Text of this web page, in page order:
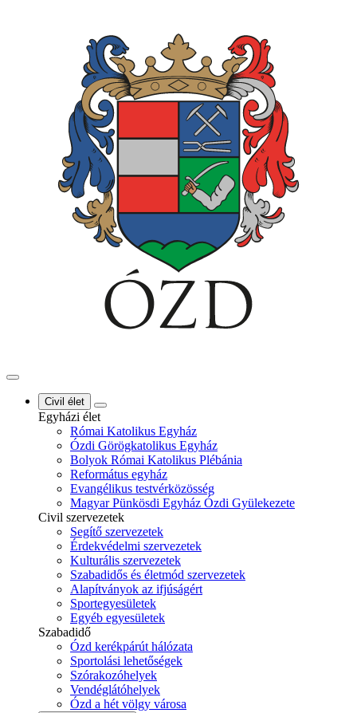
Civil élet
Egyházi élet
Római Katolikus Egyház
Ózdi Görögkatolikus Egyház
Bolyok Római Katolikus Plébánia
Református egyház
Evangélikus testvérközösség
Magyar Pünkösdi Egyház Ózdi Gyülekezete
Civil szervezetek
Segítő szervezetek
Érdekvédelmi szervezetek
Kulturális szervezetek
Szabadidős és életmód szervezetek
Alapítványok az ifjúságért
Sportegyesületek
Egyéb egyesületek
Szabadidő
Ózd kerékpárút hálózata
Sportolási lehetőségek
Szórakozóhelyek
Vendéglátóhelyek
Ózd a hét völgy városa